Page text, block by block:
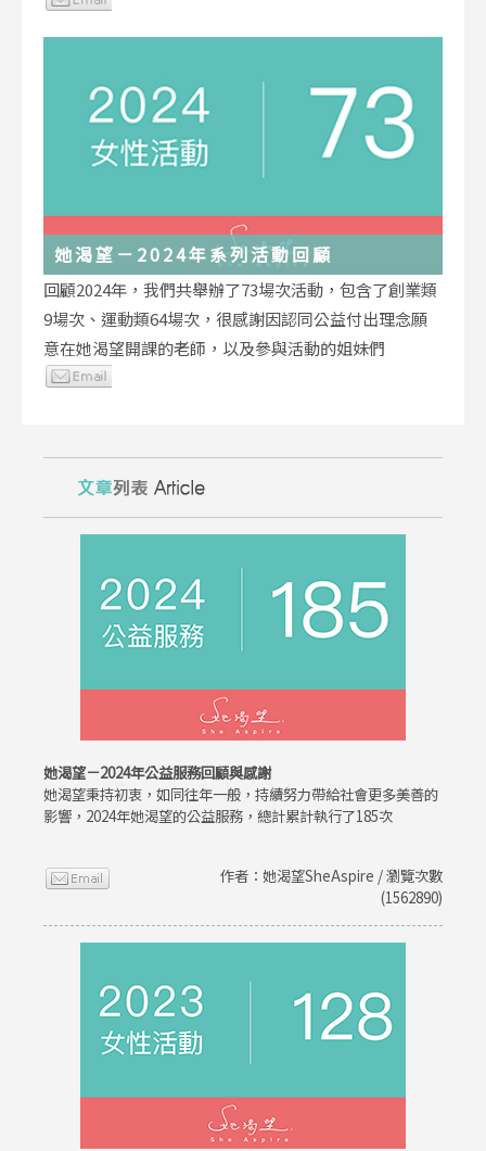
她渴望－2024年系列活動回顧
回顧2024年，我們共舉辦了73場次活動，包含了創業類
9場次、運動類64場次，很感謝因認同公益付出理念願
意在她渴望開課的老師，以及參與活動的姐妹們
她渴望－2024年公益服務回顧與感謝
她渴望秉持初衷，如同往年一般，持續努力帶給社會更多美善的
影響，2024年她渴望的公益服務，總計累計執行了185次
作者：她渴望SheAspire / 瀏覽次數
(1562890)